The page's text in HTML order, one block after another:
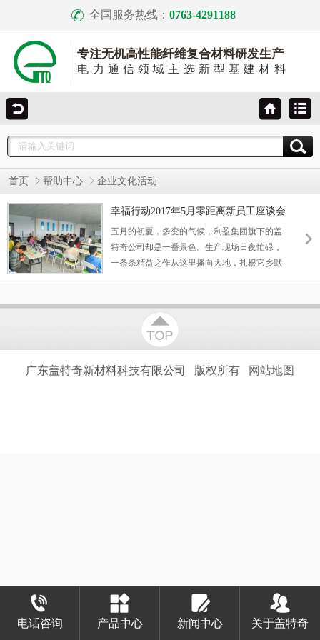
全国服务热线： 0763-4291188
专注无机高性能纤维复合材料研发生产
电力通信领域主选新型基建材料
首页 帮助中心 企业文化活动
幸福行动2017年5月零距离新员工座谈会
五月的初夏，多变的气候，利盈集团旗下的盖
特奇公司却是一番景色。生产现场日夜忙碌，
一条条精益之作从这里播向大地，扎根它乡默
着……
广东盖特奇新材料科技有限公司 版权所有 网站地图
电话咨询 产品中心 新闻中心 关于盖特奇